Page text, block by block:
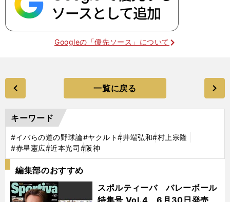
Googleの「優先ソース」について
一覧に戻る
キーワード
#イバらの道の野球論#ヤクルト#井端弘和#村上宗隆
#赤星憲広#近本光司#阪神
編集部のおすすめ
スポルティーバ バレーボール
特集号 Vol.4 6月30日発売